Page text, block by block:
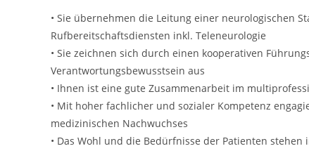
• Sie übernehmen die Leitung einer neurologischen
Rufbereitschaftsdiensten inkl. Teleneurologie
• Sie zeichnen sich durch einen kooperativen
Verantwortungsbewusstsein aus
• Ihnen ist eine gute Zusammenarbeit im
• Mit hoher fachlicher und sozialer Kompetenz
medizinischen Nachwuchses
• Das Wohl und die Bedürfnisse der Patienten